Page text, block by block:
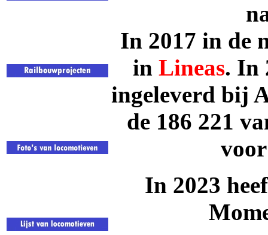
In 2017 in de
in Lineas. In
ingeleverd bij
de 186 221
In 2023